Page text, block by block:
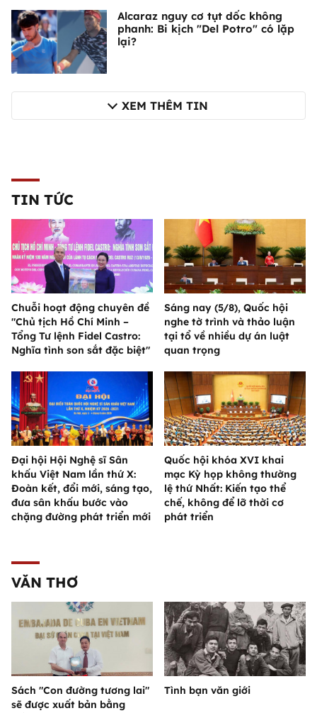
Alcaraz nguy cơ tụt dốc không
phanh: Bi kịch "Del Potro" có lặp
lại?
XEM THÊM TIN
TIN TỨC
Chuỗi hoạt động chuyên đề
"Chủ tịch Hồ Chí Minh –
Tổng Tư lệnh Fidel Castro:
Nghĩa tình son sắt đặc biệt"
Sáng nay (5/8), Quốc hội
nghe tờ trình và thảo luận
tại tổ về nhiều dự án luật
quan trọng
Đại hội Hội Nghệ sĩ Sân
khấu Việt Nam lần thứ X:
Đoàn kết, đổi mới, sáng tạo,
đưa sân khấu bước vào
chặng đường phát triển mới
Quốc hội khóa XVI khai
mạc Kỳ họp không thường
lệ thứ Nhất: Kiến tạo thể
chế, không để lỡ thời cơ
phát triển
VĂN THƠ
Sách "Con đường tương lai"
sẽ được xuất bản bằng
Tình bạn văn giới